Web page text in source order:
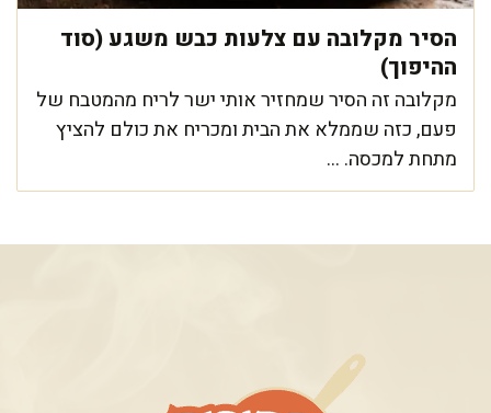
הסיר מקלובה עם צלעות כבש משגע (סוד
ההיפוך)
מקלובה זה הסיר שמחזיר אותי ישר לריח מהמטבח של
פעם, כזה שממלא את הבית ומכריח את כולם להציץ
מתחת למכסה. ...